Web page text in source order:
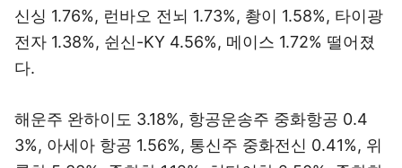
신싱 1.76%, 런바오 전뇌 1.73%, 촹이 1.58%, 타이광
전자 1.38%, 쉰신-KY 4.56%, 메이스 1.72% 떨어졌
다.
해운주 완하이도 3.18%, 항공운송주 중화항공 0.4
3%, 아세아 항공 1.56%, 통신주 중화전신 0.41%, 위